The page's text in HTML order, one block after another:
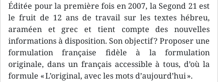
Éditée pour la première fois en 2007, la Segond 21 est
le fruit de 12 ans de travail sur les textes hébreu,
araméen et grec et tient compte des nouvelles
informations à disposition. Son objectif ? Proposer une
formulation française fidèle à la formulation
originale, dans un français accessible à tous, d’où la
formule « L’original, avec les mots d’aujourd’hui ».